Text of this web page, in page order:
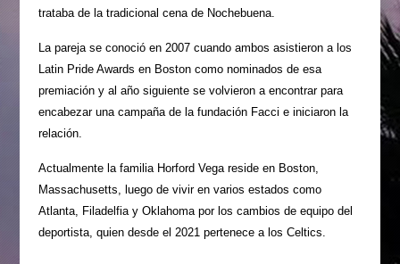
trataba de la tradicional cena de Nochebuena.
La pareja se conoció en 2007 cuando ambos asistieron a los
Latin Pride Awards en Boston como nominados de esa
premiación y al año siguiente se volvieron a encontrar para
encabezar una campaña de la fundación Facci e iniciaron la
relación.
Actualmente la familia Horford Vega reside en Boston,
Massachusetts, luego de vivir en varios estados como
Atlanta, Filadelfia y Oklahoma por los cambios de equipo del
deportista, quien desde el 2021 pertenece a los Celtics.